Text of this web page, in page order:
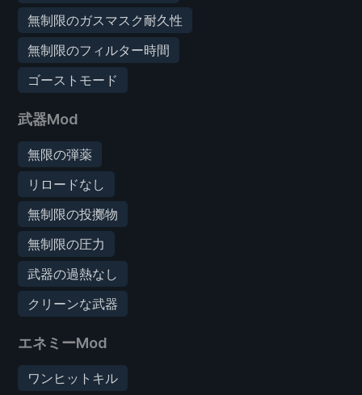
無制限のガスマスク耐久性
無制限のフィルター時間
ゴーストモード
武器Mod
無限の弾薬
リロードなし
無制限の投擲物
無制限の圧力
武器の過熱なし
クリーンな武器
エネミーMod
ワンヒットキル